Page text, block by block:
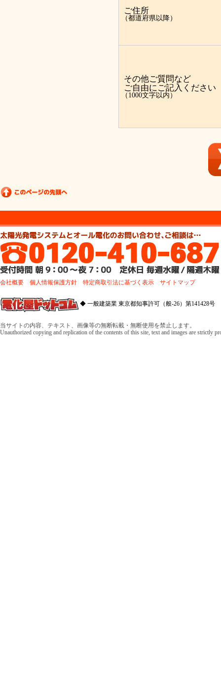
ご住所
（都道府県以降）
その他ご質問など
ご自由にご記入ください
（1000文字以内）
会社概要 個人情報保護方針 特定商取引法に基づく表示 サイトマップ
◆ 一般建築業 東京都知事許可（般-26）第141428
当サイトの内容、テキスト、画像等の無断転載・無断使用を禁止します。
Unauthorized copying and replication of the contents of this site, text and images are strictly